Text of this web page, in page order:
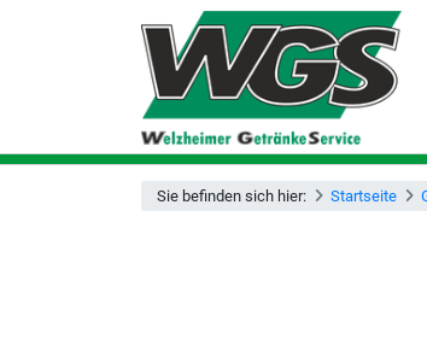
Sie befinden sich hier: Startseite